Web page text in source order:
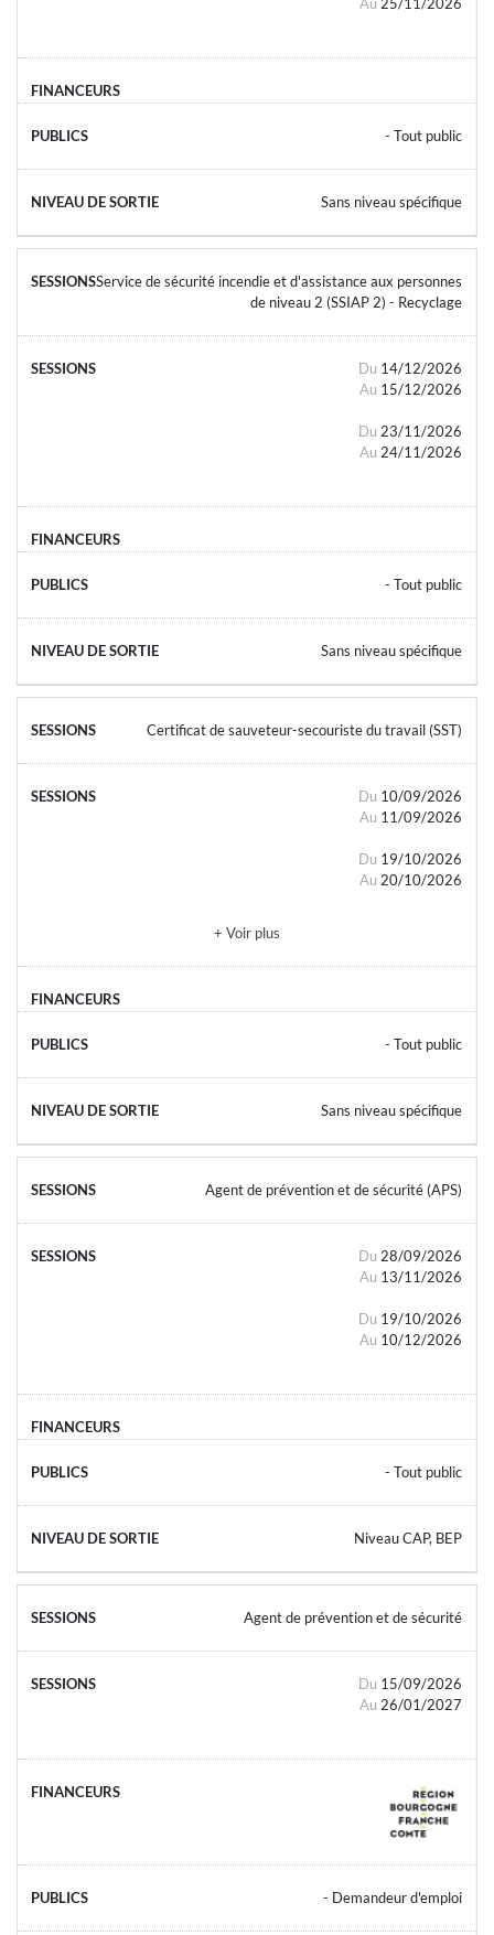
- Tout public
Sans niveau spécifique
Service de sécurité incendie et d'assistance aux personnes
de niveau 2 (SSIAP 2) - Recyclage
Du 14/12/2026
Au 15/12/2026
Du 23/11/2026
Au 24/11/2026
- Tout public
Sans niveau spécifique
Certificat de sauveteur-secouriste du travail (SST)
Du 10/09/2026
Au 11/09/2026
Du 19/10/2026
Au 20/10/2026
+ Voir plus
- Tout public
Sans niveau spécifique
Agent de prévention et de sécurité (APS)
Du 28/09/2026
Au 13/11/2026
Du 19/10/2026
Au 10/12/2026
- Tout public
Niveau CAP, BEP
Agent de prévention et de sécurité
Du 15/09/2026
Au 26/01/2027
- Demandeur d'emploi